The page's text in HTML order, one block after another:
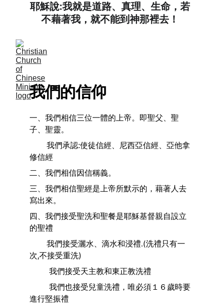
耶穌說:我就是道路、真理、生命，若
不藉著我，就不能到神那裡去！
我們的信仰
一、我們相信三位一體的上帝。即聖父、聖
子、聖靈。
修信經
二、我們相信因信稱義。
三、我們相信聖經是上帝所默示的，藉著人去
寫出來。
四、我們接受聖洗和聖餐是耶穌基督親自設立
的聖禮
次,不接受重洗)
        我們接受天主教和東正教洗禮
進行堅振禮